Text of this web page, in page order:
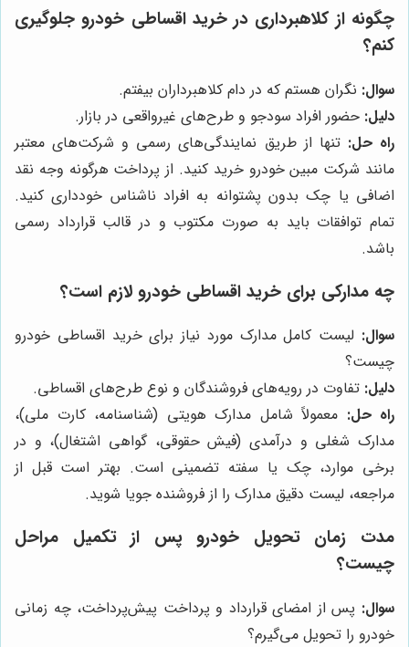
چگونه از کلاهبرداری در خرید اقساطی خودرو جلوگیری
کنم؟
سوال: نگران هستم که در دام کلاهبرداران بیفتم.
دلیل: حضور افراد سودجو و طرح‌های غیرواقعی در بازار.
راه حل: تنها از طریق نمایندگی‌های رسمی و شرکت‌های معتبر
مانند شرکت مبین خودرو خرید کنید. از پرداخت هرگونه وجه نقد
اضافی یا چک بدون پشتوانه به افراد ناشناس خودداری کنید.
تمام توافقات باید به صورت مکتوب و در قالب قرارداد رسمی
باشد.
چه مدارکی برای خرید اقساطی خودرو لازم است؟
سوال: لیست کامل مدارک مورد نیاز برای خرید اقساطی خودرو
چیست؟
دلیل: تفاوت در رویه‌های فروشندگان و نوع طرح‌های اقساطی.
راه حل: معمولاً شامل مدارک هویتی (شناسنامه، کارت ملی)،
مدارک شغلی و درآمدی (فیش حقوقی، گواهی اشتغال)، و در
برخی موارد، چک یا سفته تضمینی است. بهتر است قبل از
مراجعه، لیست دقیق مدارک را از فروشنده جویا شوید.
مدت زمان تحویل خودرو پس از تکمیل مراحل
چیست؟
سوال: پس از امضای قرارداد و پرداخت پیش‌پرداخت، چه زمانی
خودرو را تحویل می‌گیرم؟